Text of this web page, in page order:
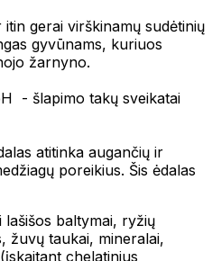
gerai virškinamų sudėtinių
gyvūnams, kuriuos
žarnyno.
- šlapimo takų sveikatai
atitinka augančių ir
poreikius. Šis ėdalas
lašišos baltymai, ryžių
žuvų taukai, mineralai,
chelatinius